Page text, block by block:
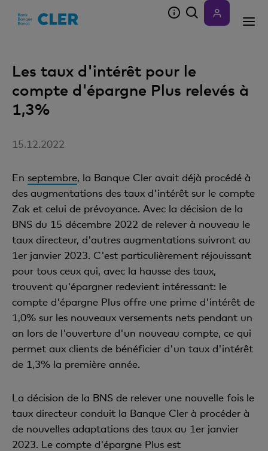
Les taux d'intérêt pour le
compte d'épargne Plus relevés à
1,3%
15.12.2022
En septembre, la Banque Cler avait déjà procédé à
des augmentations des taux d'intérêt sur le compte
Zak et celui de prévoyance. Avec la décision de la
BNS du 15 décembre 2022 de relever à nouveau le
taux directeur, d'autres augmentations suivront au
1er janvier 2023. C'est particulièrement réjouissant
pour tous ceux qui, avec la hausse des taux,
trouvent qu'épargner redevient intéressant: le
compte d'épargne Plus offre une prime d'intérêt de
1,0% sur les nouveaux versements nets pendant un
an lors de l'ouverture d'un nouveau compte, ce qui
permet aux clients de bénéficier d'un taux d'intérêt
de 1,3% la première année.
La décision de la BNS de relever une nouvelle fois le
taux directeur conduit la Banque Cler à procéder à
de nouvelles adaptations des taux au 1er janvier
2023. Le compte d'épargne Plus est